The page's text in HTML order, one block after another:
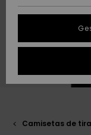
SOSTENIBILIDAD
Camisetas de